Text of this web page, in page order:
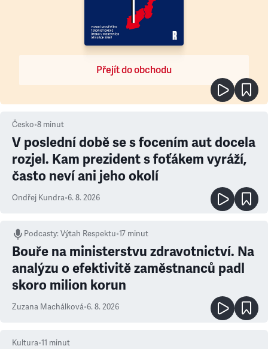
Přejít do obchodu
Česko•8 minut
V poslední době se s focením aut docela
rozjel. Kam prezident s foťákem vyráží,
často neví ani jeho okolí
Ondřej Kundra•6. 8. 2026
Podcasty:Výtah Respektu•17 minut
Bouře na ministerstvu zdravotnictví. Na
analýzu o efektivitě zaměstnanců padl
skoro milion korun
Zuzana Machálková•6. 8. 2026
Kultura•11 minut